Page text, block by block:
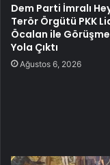
Dem Parti İmralı
Terör Örgütü PKK
Öcalan ile
Yola Çıktı
Ağustos 6, 2026